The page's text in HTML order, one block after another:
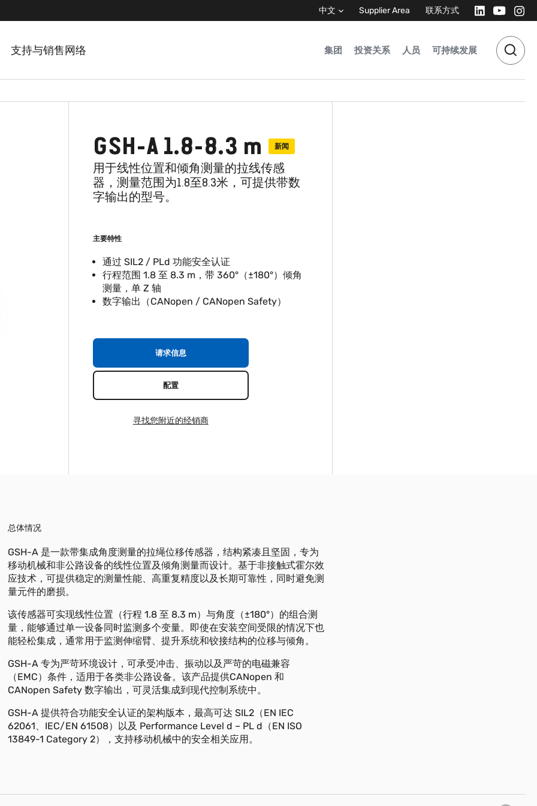
中文 Supplier Area 联系方式
支持与销售网络 集团 投资关系 人员 可持续发展
GSH-A 1.8-8.3 m 新闻
用于线性位置和倾角测量的拉线传感
器，测量范围为1.8至8.3米，可提供带数
字输出的型号。
主要特性
通过 SIL2 / PLd 功能安全认证
行程范围 1.8 至 8.3 m，带 360°（±180°）倾角
测量，单 Z 轴
数字输出（CANopen / CANopen Safety）
请求信息
配置
寻找您附近的经销商
总体情况
GSH-A 是一款带集成角度测量的拉绳位移传感器，结构紧凑且坚固，专为
移动机械和非公路设备的线性位置及倾角测量而设计。基于非接触式霍尔效
应技术，可提供稳定的测量性能、高重复精度以及长期可靠性，同时避免测
量元件的磨损。
该传感器可实现线性位置（行程 1.8 至 8.3 m）与角度（±180°）的组合测
量，能够通过单一设备同时监测多个变量。即使在安装空间受限的情况下也
能轻松集成，通常用于监测伸缩臂、提升系统和铰接结构的位移与倾角。
GSH-A 专为严苛环境设计，可承受冲击、振动以及严苛的电磁兼容
（EMC）条件，适用于各类非公路设备。该产品提供CANopen 和
CANopen Safety 数字输出，可灵活集成到现代控制系统中。
GSH-A 提供符合功能安全认证的架构版本，最高可达 SIL2（EN IEC
62061、IEC/EN 61508）以及 Performance Level d – PL d（EN ISO
13849-1 Category 2），支持移动机械中的安全相关应用。